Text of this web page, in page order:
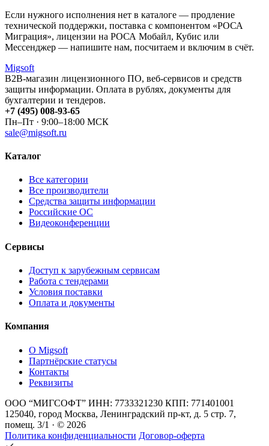
Если нужного исполнения нет в каталоге — продление
технической поддержки, поставка с компонентом «РОСА
Миграция», лицензии на РОСА Мобайл, Кубис или
Мессенджер — напишите нам, посчитаем и включим в счёт.
Migsoft
B2B-магазин лицензионного ПО, веб-сервисов и средств
защиты информации. Оплата в рублях, документы для
бухгалтерии и тендеров.
+7 (495) 008-93-65
Пн–Пт · 9:00–18:00 МСК
sale@migsoft.ru
Каталог
Все категории
Все производители
Средства защиты информации
Российские ОС
Видеоконференции
Сервисы
Доступ к зарубежным сервисам
Работа с тендерами
Условия поставки
Оплата и документы
Компания
О Migsoft
Партнёрские статусы
Контакты
Реквизиты
ООО “МИГСОФТ” ИНН: 7733321230 КПП: 771401001
125040, город Москва, Ленинградский пр-кт, д. 5 стр. 7,
помещ. 3/1 · © 2026
Политика конфиденциальности Договор-оферта